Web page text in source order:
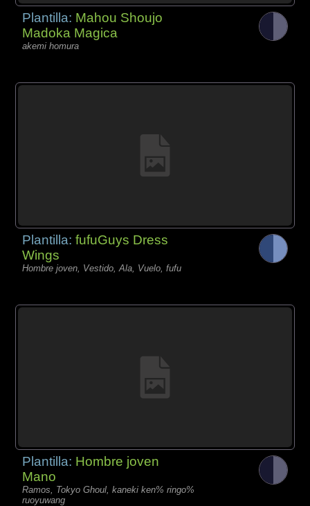
Plantilla: Mahou Shoujo
Madoka Magica
akemi homura
Plantilla:fufuGuys Dress
Wings
Hombre joven, Vestido, Ala, Vuelo, fufu
Plantilla: Hombre joven
Mano
Ramos, Tokyo Ghoul, kaneki ken% ringo%
ruoyuwang